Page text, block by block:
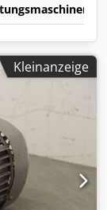
Kleinanzeige